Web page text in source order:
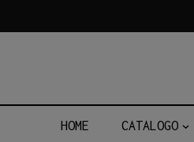
HOME CATALOGO